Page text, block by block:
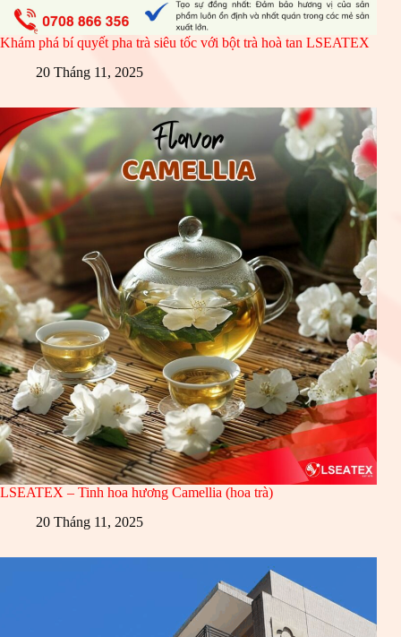
Khám phá bí quyết pha trà siêu tốc với bột trà hoà tan LSEATEX
20 Tháng 11, 2025
LSEATEX – Tinh hoa hương Camellia (hoa trà)
20 Tháng 11, 2025